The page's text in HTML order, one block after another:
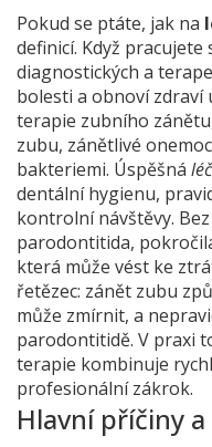
Pokud se ptáte, jak na
definicí. Když pracujete
diagnostických a
bolesti a obnoví zdraví
terapie zubního zánětu
zubu, zánětlivé
bakteriemi. Úspěšná
dentální hygienu,
kontrolní návštěvy.
parodontitida,
která může vést ke
řetězec: zánět zubu
může zmírnit, a
parodontitidě. V praxi
terapie kombinuje
profesionální zákrok.
Hlavní příčiny